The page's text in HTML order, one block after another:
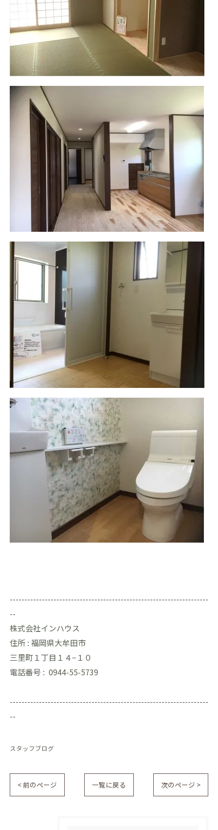
--------------------------------------------------------------------
--
株式会社インハウス
住所 : 福岡県大牟田市
三里町１丁目１４−１０
電話番号 : 0944-55-5739
--------------------------------------------------------------------
--
スタッフブログ
< 前のページ 一覧に戻る 次のページ >